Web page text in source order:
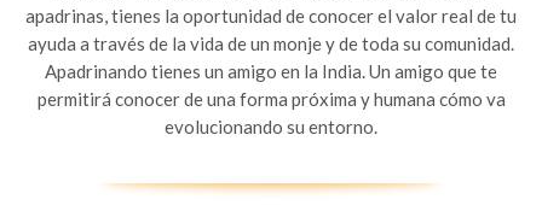
apadrinas, tienes la oportunidad de conocer el valor real de tu
ayuda a través de la vida de un monje y de toda su comunidad.
Apadrinando tienes un amigo en la India. Un amigo que te
permitirá conocer de una forma próxima y humana cómo va
evolucionando su entorno.